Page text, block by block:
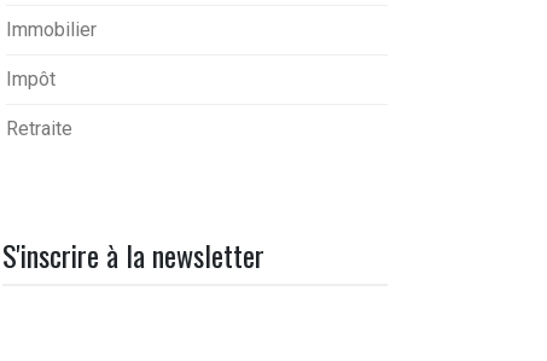
Immobilier
Impôt
Retraite
S'inscrire à la newsletter